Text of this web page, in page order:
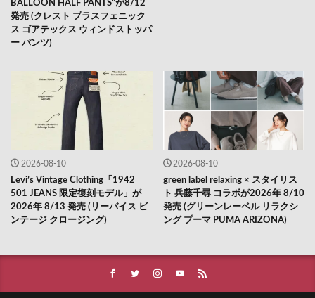
BALLOON HALF PANTS”が8/12
発売 (クレスト プラスフェニック
ス ゴアテックス ウィンドストッパ
ー パンツ)
2026-08-10
Levi’s Vintage Clothing「1942
501 JEANS 限定復刻モデル」が
2026年 8/13 発売 (リーバイス ビ
ンテージ クロージング)
2026-08-10
green label relaxing × スタイリス
ト 兵藤千尋 コラボが2026年 8/10
発売 (グリーンレーベル リラクシ
ング プーマ PUMA ARIZONA)